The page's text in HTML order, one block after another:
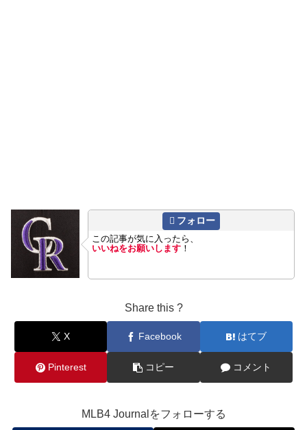
フォロー
この記事が気に入ったら、
いいねをお願いします ！
Share this ?
X Facebook はてブ
Pinterest コピー コメント
MLB4 Journalをフォローする